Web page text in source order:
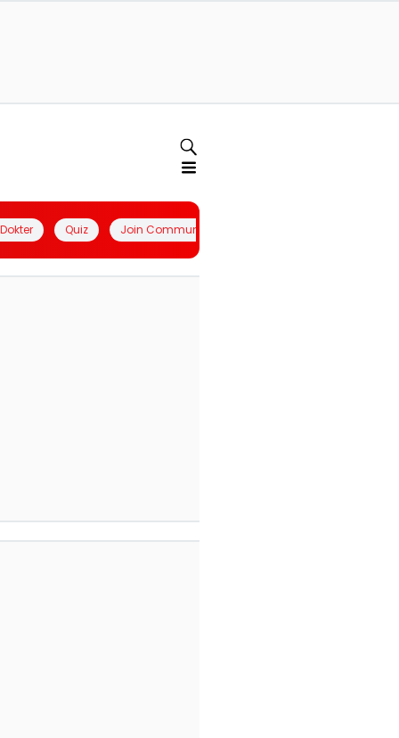
Quiz Join Community